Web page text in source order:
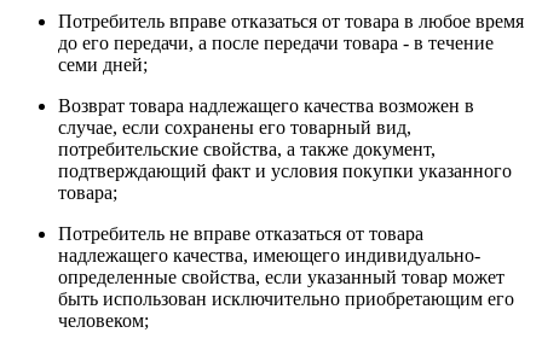
Потребитель вправе отказаться от товара в любое время
до его передачи, а после передачи товара - в течение
семи дней;
Возврат товара надлежащего качества возможен в
случае, если сохранены его товарный вид,
потребительские свойства, а также документ,
подтверждающий факт и условия покупки указанного
товара;
Потребитель не вправе отказаться от товара
надлежащего качества, имеющего индивидуально-
определенные свойства, если указанный товар может
быть использован исключительно приобретающим его
человеком;